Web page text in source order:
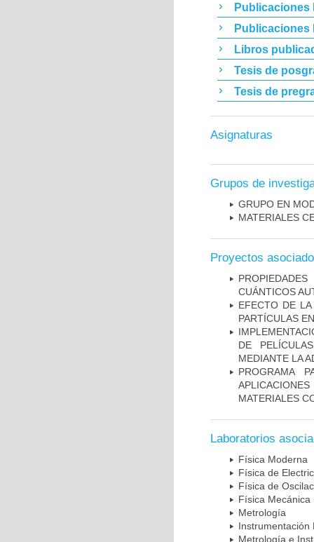
Publicaciones
Publicaciones
Libros
Tesis de
Tesis de
Asignaturas
Grupos de
GRUPO EN
MATERIALES
Proyectos
CUÁNTICOS
EFECTO DE
PARTÍCULAS
DE
MEDIANTE LA
PROGRAMA
MATERIALES
Laboratorios
Física Moderna
Física de
Física de
Física Mecánica
Metrología
Instrumentación
Metrología e